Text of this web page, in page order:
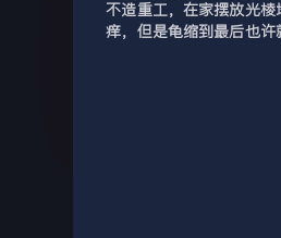
不造重工，在家摆放光
痒，但是龟缩到最后也许